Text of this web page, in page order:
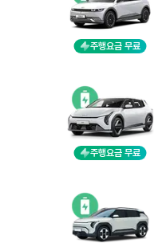
주행요금 무료
주행요금 무료